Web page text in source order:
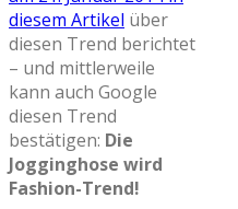
diesem Artikel über
diesen Trend berichtet
– und mittlerweile
kann auch Google
diesen Trend
bestätigen: Die
Jogginghose wird
Fashion-Trend!